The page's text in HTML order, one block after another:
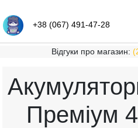
+38 (067) 491-47-28
Відгуки про магазин:
Преміум